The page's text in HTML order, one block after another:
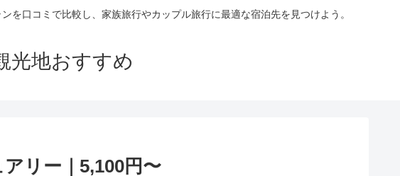
口コミで比較し、家族旅行やカップル旅行に最適な宿泊先を見つけよう。
光地おすすめ
リー｜5,100円〜